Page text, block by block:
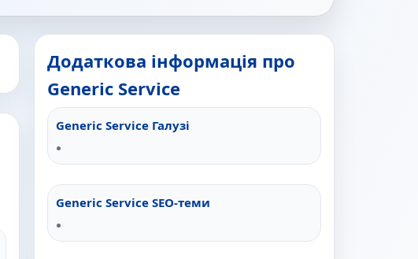
Додаткова інформація про
Generic Service
Generic Service Галузі
Generic Service SEO-теми